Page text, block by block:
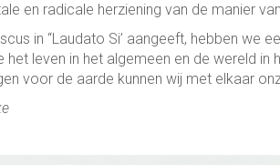
en radicale herziening van de manier
in “Laudato Si’ aangeeft, hebben we
het leven in het algemeen en de wereld in
voor de aarde kunnen wij met elkaar